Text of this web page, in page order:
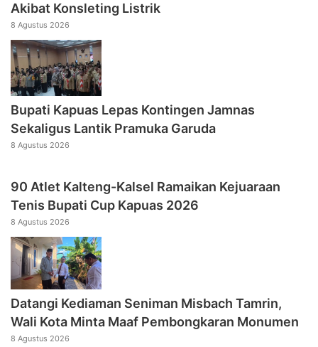
Akibat Konsleting Listrik
8 Agustus 2026
Bupati Kapuas Lepas Kontingen Jamnas
Sekaligus Lantik Pramuka Garuda
8 Agustus 2026
90 Atlet Kalteng-Kalsel Ramaikan Kejuaraan
Tenis Bupati Cup Kapuas 2026
8 Agustus 2026
Datangi Kediaman Seniman Misbach Tamrin,
Wali Kota Minta Maaf Pembongkaran Monumen
8 Agustus 2026